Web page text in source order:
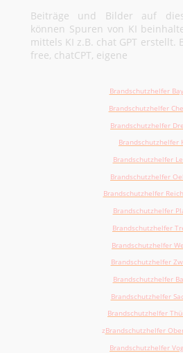
Beiträge und Bilder auf
können Spuren von KI
mittels KI z.B. chat GPT erstellt.
free, chatCPT, eigene
Brandschutzhelfer
Brandschutzhelfer
Brandschutzhelfer
Brandschutzhelfer
Brandschutzhelfer
Brandschutzhelfer
Brandschutzhelfer
Brandschutzhelfer
Brandschutzhelfer
Brandschutzhelfer
Brandschutzhelfer
Brandschutzhelfer
Brandschutzhelfer
Brandschutzhelfer
zBrandschutzhelfer
Brandschutzhelfer